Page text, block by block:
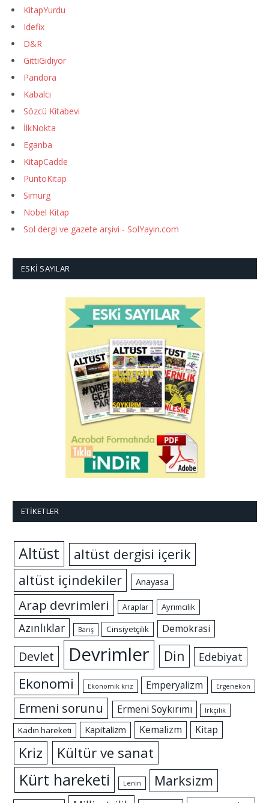
KitapYurdu
Idefix
D&R
GittiGidiyor
Pandora
Kabalcı
Sözcü Kitabevi
İlkNokta
Eganba
KitapCadde
PuntoKitap
Simurg
Nobel Kitap
Sol dergi ve gazete arşivi - SolYayin.com
ESKI SAYILAR
ETIKETLER
Altüst
altüst dergisi içerik
altüst içindekiler
Anayasa
Arap devrimleri Araplar Ayrımcılık
Azınlıklar Barış Cinsiyetçilik Demokrasi
Devlet Devrimler Din Edebiyat
Ekonomi Ekonomik kriz Emperyalizm Ergenekon
Ermeni sorunu Ermeni Soykırımı Irkçılık
Kadın hareketi Kapitalizm Kemalizm Kitap
Kriz Kültür ve sanat
Kürt hareketi Lenin Marksizm